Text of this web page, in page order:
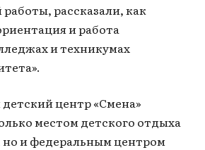
рассказали, как
и работа
и техникумах
центр «Смена»
местом детского отдыха
но и федеральным центром